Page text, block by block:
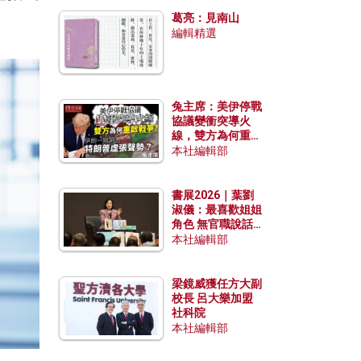
葛亮：見南山
編輯精選
兔主席：美伊停戰
協議變衝突導火
線，雙方為何重啟
戰爭？伊朗一早洞
本社編輯部
書展2026｜葉劉
淑儀：最喜歡姐姐
角色 無官職說話
包袱少
本社編輯部
梁鏡威獲任方大副
校長 呂大樂加盟
社科院
本社編輯部